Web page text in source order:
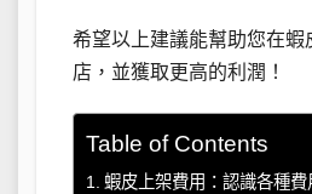
希望以上建議能幫助您在蝦
店，並獲取更高的利潤！
Table of Contents
蝦皮上架費用：認識各種費